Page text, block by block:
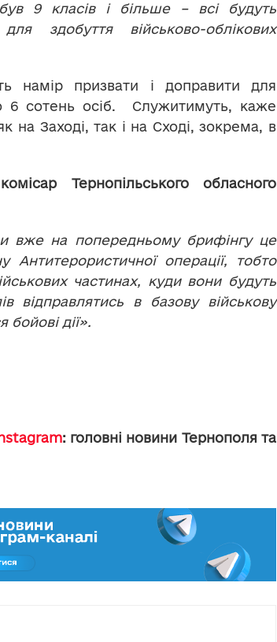
9 класів і більше – всі будуть
здобуття військово-облікових
намір призвати і доправити для
6 сотень осіб. Служитимуть, каже
на Заході, так і на Сході, зокрема, в
Тернопільського обласного
вже на попередньому брифінгу це
операції, тобто
частинах, куди вони будуть
відправлятись в базову військову
дії».
: головні новини Тернополя та